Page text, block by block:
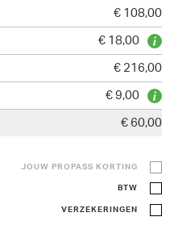
€ 108,00
€ 18,00
€ 216,00
€ 9,00
€ 60,00
JOUW PROPASS KORTING
BTW
VERZEKERINGEN